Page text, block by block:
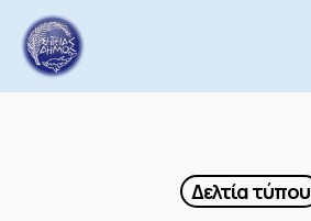
main
content
Δελτία τύπου